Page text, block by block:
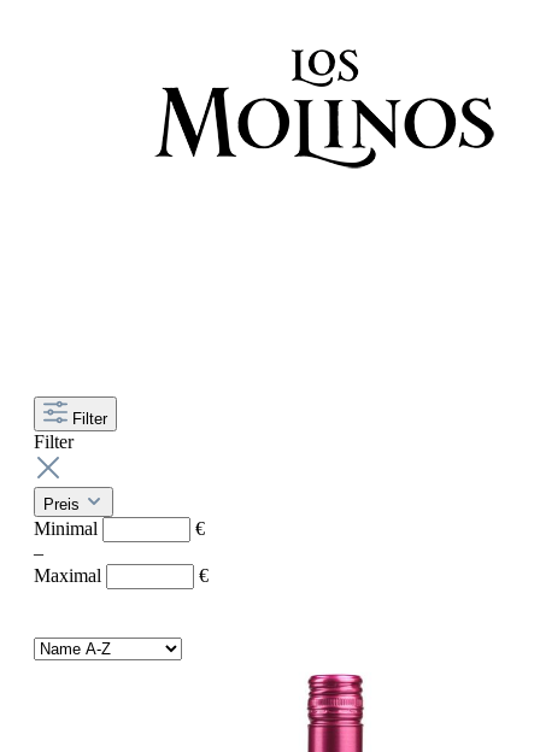
Filter
Filter
Preis
Minimal
€
–
Maximal
€